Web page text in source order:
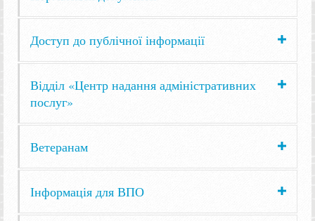
Доступ до публічної інформації
Відділ «Центр надання адміністративних
послуг»
Ветеранам
Інформація для ВПО